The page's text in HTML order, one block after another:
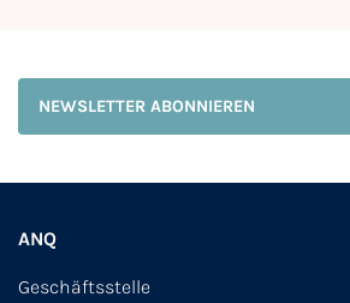
NEWSLETTER ABONNIEREN
ANQ
Geschäftsstelle